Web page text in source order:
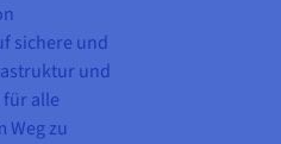
sichere und
und
alle
zu